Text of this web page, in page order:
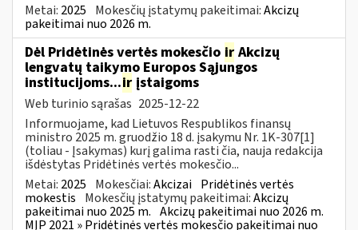
Metai: 2025 Mokesčių įstatymų pakeitimai:Akcizų
pakeitimai nuo 2026 m.
Dėl Pridėtinės vertės mokesčio ir Akcizų
lengvatų taikymo Europos Sąjungos
institucijoms...ir įstaigoms
Web turinio sąrašas 2025-12-22
Informuojame, kad Lietuvos Respublikos finansų
ministro 2025 m. gruodžio 18 d. įsakymu Nr. 1K-307[1]
(toliau - Įsakymas) kurį galima rasti čia, nauja redakcija
išdėstytas Pridėtinės vertės mokesčio...
Metai: 2025 Mokesčiai:Akcizai Pridėtinės vertės
mokestis Mokesčių įstatymų pakeitimai:Akcizų
pakeitimai nuo 2025 m. Akcizų pakeitimai nuo 2026 m.
MĮP 2021 » Pridėtinės vertės mokesčio pakeitimai nuo